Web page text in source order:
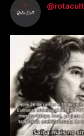
@rotacult